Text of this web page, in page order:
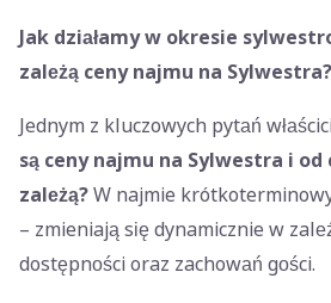
Jak działamy w okresie
zależą ceny najmu na Sylwestra?
Jednym z kluczowych pytań
są ceny najmu na Sylwestra i od
zależą?W najmie
– zmieniają się dynamicznie w
dostępności oraz zachowań gości.